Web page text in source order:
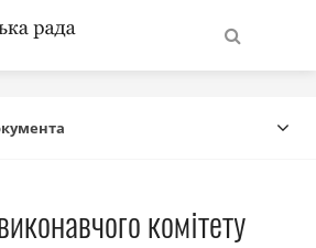
Про місто
комітету